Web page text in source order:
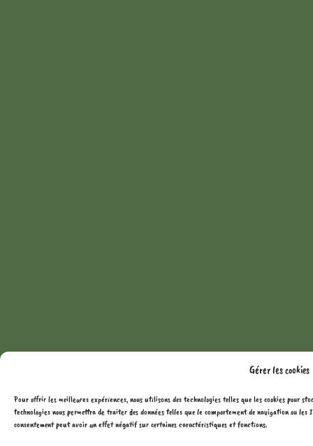
Gérer les cookies
Pour offrir les meilleures expériences, nous utilisons des technologies telles que les cookies pour
technologies nous permettra de traiter des données telles que le comportement de navigation ou
consentement peut avoir un effet négatif sur certaines caractéristiques et fonctions.